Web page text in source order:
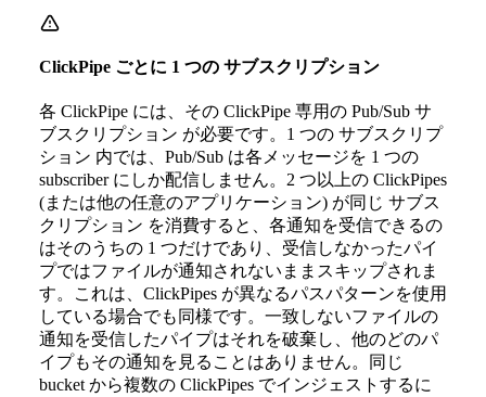
ClickPipe ごとに 1 つの サブスクリプション
各 ClickPipe には、その ClickPipe 専用の Pub/Sub サ
ブスクリプション が必要です。1 つの サブスクリプ
ション 内では、Pub/Sub は各メッセージを 1 つの
subscriber にしか配信しません。2 つ以上の ClickPipes
(または他の任意のアプリケーション) が同じ サブス
クリプション を消費すると、各通知を受信できるの
はそのうちの 1 つだけであり、受信しなかったパイ
プではファイルが通知されないままスキップされま
す。これは、ClickPipes が異なるパスパターンを使用
している場合でも同様です。一致しないファイルの
通知を受信したパイプはそれを破棄し、他のどのパ
イプもその通知を見ることはありません。同じ
bucket から複数の ClickPipes でインジェストするに